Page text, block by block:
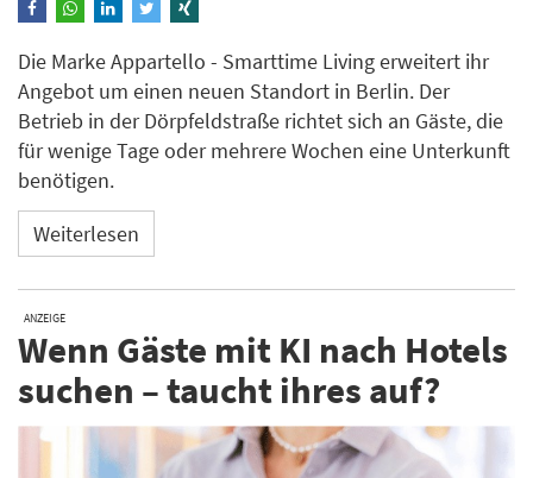
Die Marke Appartello - Smarttime Living erweitert ihr
Angebot um einen neuen Standort in Berlin. Der
Betrieb in der Dörpfeldstraße richtet sich an Gäste, die
für wenige Tage oder mehrere Wochen eine Unterkunft
benötigen.
Weiterlesen
ANZEIGE
Wenn Gäste mit KI nach Hotels
suchen – taucht ihres auf?